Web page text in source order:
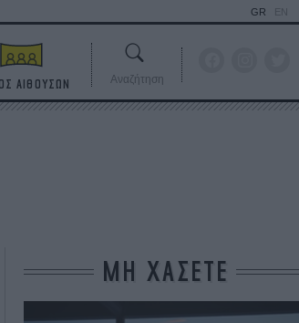
GR EN
ΑΙΘΟΥΣΩΝ Αναζήτηση
ΜΗ ΧΑΣΕΤΕ